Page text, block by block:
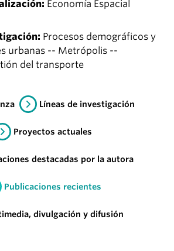
Economía Espacial
Procesos demográficos y
urbanas -- Metrópolis --
del transporte
Líneas de investigación
Proyectos actuales
destacadas por la autora
Publicaciones recientes
divulgación y difusión